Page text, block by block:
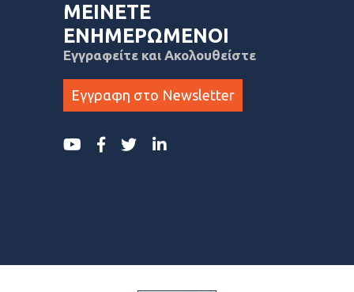
ΜΕΙΝΕΤΕ
ΕΝΗΜΕΡΩΜΕΝΟΙ
Εγγραφείτε και Ακολουθείστε
Εγγραφη στο Newsletter